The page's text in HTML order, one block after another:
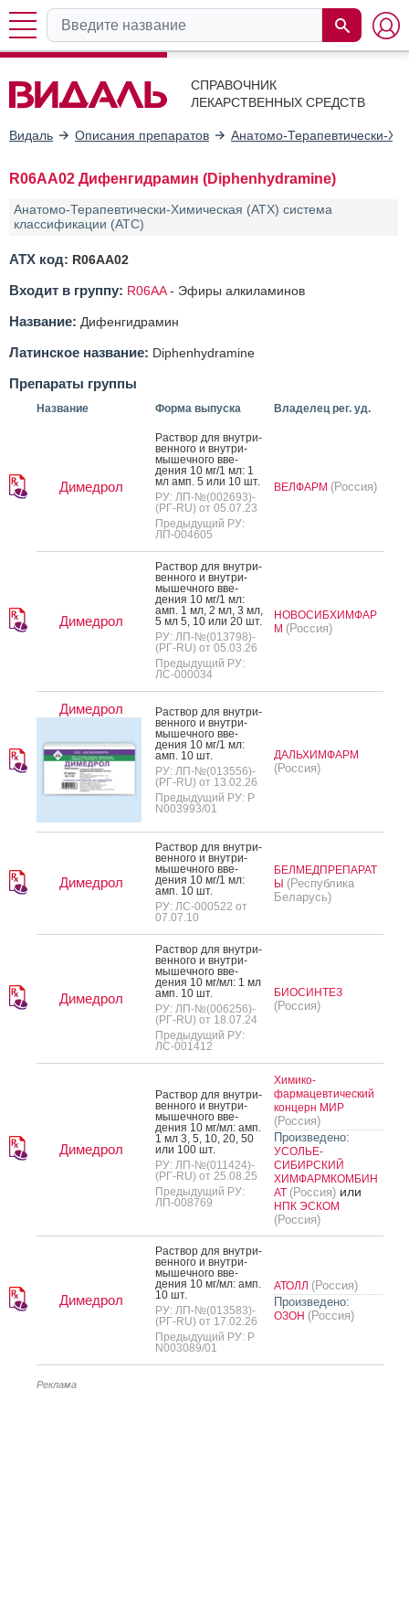
СПРАВОЧНИК
ЛЕКАРСТВЕННЫХ СРЕДСТВ
Видаль Описания препаратов Анатомо-Терапевтически-
R06AA02 Дифенгидрамин (Diphenhydramine)
Анатомо-Терапевтически-Химическая (АТХ) система
классификации (ATC)
АТХ код: R06AA02
Входит в группу: R06AA- Эфиры алкиламинов
Название: Дифенгидрамин
Латинское название: Diphenhydramine
Препараты группы
Название Форма выпуска Владелец рег. уд.
Димедрол
Рас­твор для внут­ри­
вен­но­го и внут­ри­
мышеч­но­го вве­
дения 10 мг/1 мл: 1
мл амп. 5 или 10 шт.
РУ: ЛП-№(002693)-
(РГ-RU) от 05.07.23
Предыдущий РУ:
ЛП-004605
ВЕЛФАРМ (Россия)
Димедрол
Рас­твор для внут­ри­
вен­но­го и внут­ри­
мышеч­но­го вве­
дения 10 мг/1 мл:
амп. 1 мл, 2 мл, 3 мл,
5 мл 5, 10 или 20 шт.
РУ: ЛП-№(013798)-
(РГ-RU) от 05.03.26
Предыдущий РУ:
ЛС-000034
НОВОСИБХИМФАР
М (Россия)
Димедрол
Рас­твор для внут­ри­
вен­но­го и внут­ри­
мышеч­но­го вве­
дения 10 мг/1 мл:
амп. 10 шт.
РУ: ЛП-№(013556)-
(РГ-RU) от 13.02.26
Предыдущий РУ: Р
N003993/01
ДАЛЬХИМФАРМ
(Россия)
Димедрол
Рас­твор для внут­ри­
вен­но­го и внут­ри­
мышеч­но­го вве­
дения 10 мг/1 мл:
амп. 10 шт.
РУ: ЛС-000522 от
07.07.10
БЕЛМЕДПРЕПАРАТ
Ы (Республика
Беларусь)
Димедрол
Рас­твор для внут­ри­
вен­но­го и внут­ри­
мышеч­но­го вве­
дения 10 мг/мл: 1 мл
амп. 10 шт.
РУ: ЛП-№(006256)-
(РГ-RU) от 18.07.24
Предыдущий РУ:
ЛС-001412
БИОСИНТЕЗ
(Россия)
Димедрол
Рас­твор для внут­ри­
вен­но­го и внут­ри­
мышеч­но­го вве­
дения 10 мг/мл: амп.
1 мл 3, 5, 10, 20, 50
или 100 шт.
РУ: ЛП-№(011424)-
(РГ-RU) от 25.08.25
Предыдущий РУ:
ЛП-008769
Химико-
фармацевтический
концерн МИР
(Россия)
Произведено:
УСОЛЬЕ-
СИБИРСКИЙ
ХИМФАРМКОМБИН
АТ (Россия) или
НПК ЭСКОМ
(Россия)
Димедрол
Рас­твор для внут­ри­
вен­но­го и внут­ри­
мышеч­но­го вве­
дения 10 мг/мл: амп.
10 шт.
РУ: ЛП-№(013583)-
(РГ-RU) от 17.02.26
Предыдущий РУ: Р
N003089/01
АТОЛЛ (Россия)
Произведено:
ОЗОН (Россия)
Реклама